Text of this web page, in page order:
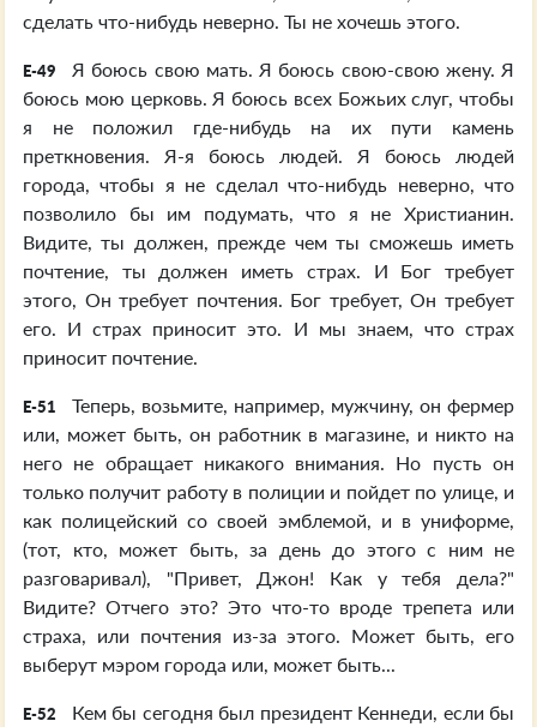
сделать что-нибудь неверно. Ты не хочешь этого.
E-49
Я боюсь свою мать. Я боюсь свою-свою жену. Я
боюсь мою церковь. Я боюсь всех Божьих слуг, чтобы
я не положил где-нибудь на их пути камень
преткновения. Я-я боюсь людей. Я боюсь людей
города, чтобы я не сделал что-нибудь неверно, что
позволило бы им подумать, что я не Христианин.
Видите, ты должен, прежде чем ты сможешь иметь
почтение, ты должен иметь страх. И Бог требует
этого, Он требует почтения. Бог требует, Он требует
его. И страх приносит это. И мы знаем, что страх
приносит почтение.
E-51
Теперь, возьмите, например, мужчину, он фермер
или, может быть, он работник в магазине, и никто на
него не обращает никакого внимания. Но пусть он
только получит работу в полиции и пойдет по улице, и
как полицейский со своей эмблемой, и в униформе,
(тот, кто, может быть, за день до этого с ним не
разговаривал), "Привет, Джон! Как у тебя дела?"
Видите? Отчего это? Это что-то вроде трепета или
страха, или почтения из-за этого. Может быть, его
выберут мэром города или, может быть...
E-52
Кем бы сегодня был президент Кеннеди, если бы